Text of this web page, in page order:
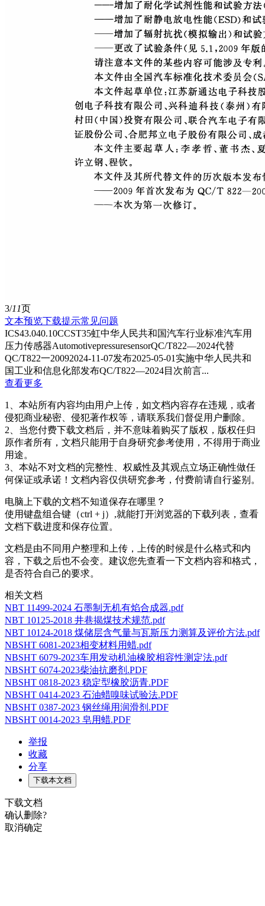
3/11页
文本预览下载提示常见问题
ICS43.040.10CCST35虹中华人民共和国汽车行业标准汽车用
压力传感器AutomotivepressuresensorQC/T822—2024代替
QC/T822一20092024-11-07发布2025-05-01实施中华人民共和
国工业和信息化部发布QC/T822—2024目次前言...
查看更多
1、本站所有内容均由用户上传，如文档内容存在违规，或者
侵犯商业秘密、侵犯著作权等，请联系我们督促用户删除。
2、当您付费下载文档后，并不意味着购买了版权，版权任归
原作者所有，文档只能用于自身研究参考使用，不得用于商业
用途。
3、本站不对文档的完整性、权威性及其观点立场正确性做任
何保证或承诺！文档内容仅供研究参考，付费前请自行鉴别。
电脑上下载的文档不知道保存在哪里？
使用键盘组合键（ctrl + j）,就能打开浏览器的下载列表，查看
文档下载进度和保存位置。
文档是由不同用户整理和上传，上传的时候是什么格式和内
容，下载之后也不会变。建议您先查看一下文档内容和格式，
是否符合自己的要求。
相关文档
NBT 11499-2024 石墨制无机有焰合成器.pdf
NBT 10125-2018 井巷揭煤技术规范.pdf
NBT 10124-2018 煤储层含气量与瓦斯压力测算及评价方法.pdf
NBSHT 6081-2023相变材料用蜡.pdf
NBSHT 6079-2023车用发动机油橡胶相容性测定法.pdf
NBSHT 6074-2023柴油抗磨剂.PDF
NBSHT 0818-2023 稳定型橡胶沥青.PDF
NBSHT 0414-2023 石油蜡嗅味试验法.PDF
NBSHT 0387-2023 钢丝绳用润滑剂.PDF
NBSHT 0014-2023 皂用蜡.PDF
举报
收藏
分享
下载本文档
下载文档
确认删除?
取消确定